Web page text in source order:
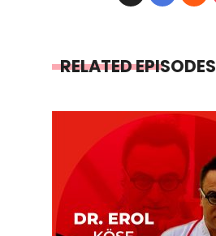
RELATED EPISODES